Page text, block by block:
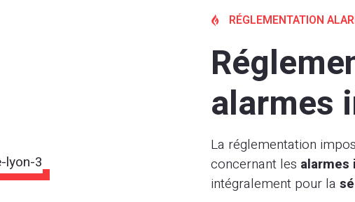
 RÉGLEMENTATION
alarmes
La réglementation
concernant les alarmes
intégralement pour la